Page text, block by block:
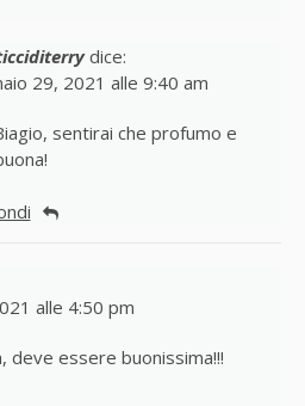
dice:
29, 2021 alle 9:40 am
sentirai che profumo e
alle 4:50 pm
deve essere buonissima!!!